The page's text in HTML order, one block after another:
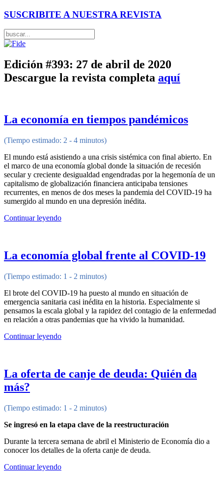
SUSCRIBITE A NUESTRA REVISTA
Edición #393: 27 de abril de 2020
Descargue la revista completa aquí
La economía en tiempos pandémicos
(Tiempo estimado: 2 - 4 minutos)
El mundo está asistiendo a una crisis sistémica con final abierto. En
el marco de una economía global donde la situación de recesión
secular y creciente desigualdad engendradas por la hegemonía de un
capitalismo de globalización financiera anticipaba tensiones
recurrentes, en menos de dos meses la pandemia del COVID-19 ha
sumergido al mundo en una depresión inédita.
Continuar leyendo
La economía global frente al COVID-19
(Tiempo estimado: 1 - 2 minutos)
El brote del COVID-19 ha puesto al mundo en situación de
emergencia sanitaria casi inédita en la historia. Especialmente si
pensamos la escala global y la rapidez del contagio de la enfermedad
en relación a otras pandemias que ha vivido la humanidad.
Continuar leyendo
La oferta de canje de deuda: Quién da
más?
(Tiempo estimado: 1 - 2 minutos)
Se ingresó en la etapa clave de la reestructuración
Durante la tercera semana de abril el Ministerio de Economía dio a
conocer los detalles de la oferta canje de deuda.
Continuar leyendo